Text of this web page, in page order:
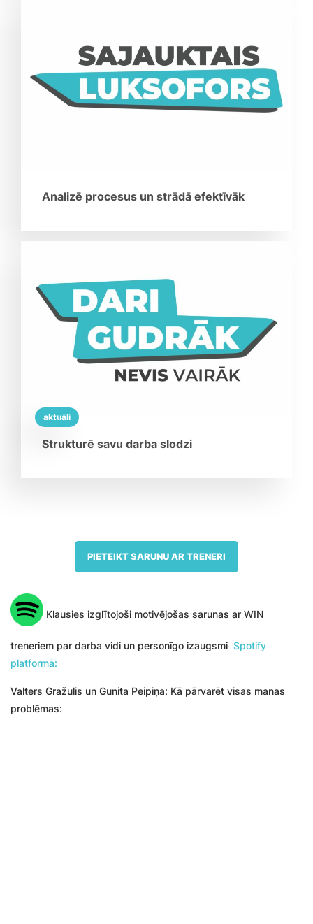
Analizē procesus un strādā efektīvāk
aktuāli
Strukturē savu darba slodzi
PIETEIKT SARUNU AR TRENERI
Klausies izglītojoši motivējošas sarunas ar WIN
treneriem par darba vidi un personīgo izaugsmi Spotify
platformā:
Valters Gražulis un Gunita Peipiņa: Kā pārvarēt visas manas
problēmas: